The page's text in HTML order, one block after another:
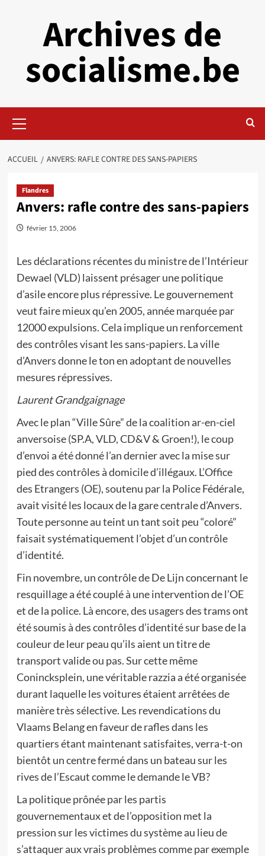
Archives de
socialisme.be
principal
ACCUEIL ANVERS: RAFLE CONTRE DES SANS-PAPIERS
Flandres
Anvers: rafle contre des sans-papiers
février 15, 2006
Les déclarations récentes du ministre de l’Intérieur
Dewael (VLD) laissent présager une politique
d’asile encore plus répressive. Le gouvernement
veut faire mieux qu’en 2005, année marquée par
12000 expulsions. Cela implique un renforcement
des contrôles visant les sans-papiers. La ville
d’Anvers donne le ton en adoptant de nouvelles
mesures répressives.
Laurent Grandgaignage
Avec le plan “Ville Sûre” de la coalition ar-en-ciel
anversoise (SP.A, VLD, CD&V & Groen!), le coup
d’envoi a été donné l’an dernier avec la mise sur
pied des contrôles à domicile d’illégaux. L’Office
des Etrangers (OE), soutenu par la Police Fédérale,
avait visité les locaux de la gare centrale d’Anvers.
Toute personne au teint un tant soit peu “coloré”
faisait systématiquement l’objet d’un contrôle
d’identité.
Fin novembre, un contrôle de De Lijn concernant le
resquillage a été couplé à une intervention de l’OE
et de la police. Là encore, des usagers des trams ont
été soumis à des contrôles d’identité sur base de la
couleur de leur peau qu’ils aient un titre de
transport valide ou pas. Sur cette même
Conincksplein, une véritable razzia a été organisée
durant laquelle les voitures étaient arrêtées de
manière très sélective. Les revendications du
Vlaams Belang en faveur de rafles dans les
quartiers étant maintenant satisfaites, verra-t-on
bientôt un centre fermé dans un bateau sur les
rives de l’Escaut comme le demande le VB?
La politique prônée par les partis
gouvernementaux et de l’opposition met la
pression sur les victimes du système au lieu de
s’attaquer aux vrais problèmes comme par exemple